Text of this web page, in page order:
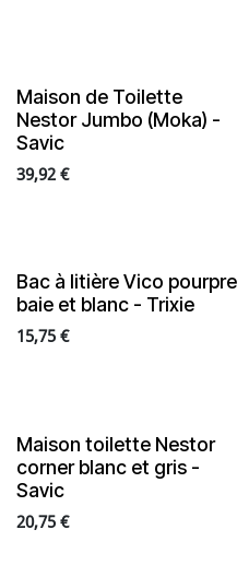
Maison de Toilette
Nestor Jumbo (Moka) -
Savic
39,92 €
En rupture de stock
Bac à litière Vico pourpre
baie et blanc - Trixie
15,75 €
Maison toilette Nestor
corner blanc et gris -
Savic
20,75 €